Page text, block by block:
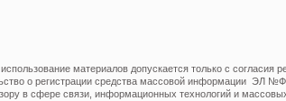
материалов допускается только с согласия
о регистрации средства массовой информации ЭЛ
в сфере связи, информационных технологий и